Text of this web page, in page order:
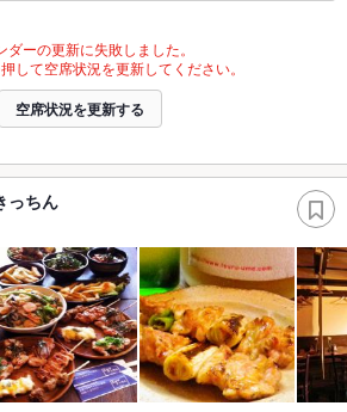
ダーの更新に失敗しました。
して空席状況を更新してください。
空席状況を更新する
っちん